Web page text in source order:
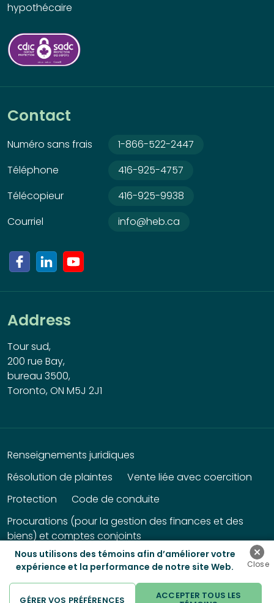
hypothécaire
Contact
Numéro sans frais
1-866-522-2447
Téléphone
416-925-4757
Télécopieur
416-925-9938
Courriel
info@heb.ca
Address
Tour sud,
200 rue Bay,
bureau 3500,
Toronto, ON M5J 2J1
Renseignements juridiques
Résolution de plaintes
Vente liée avec coercition
Protection
Code de conduite
Procurations (pour la gestion des finances et des
biens) et comptes conjoints
© 2026 Banque HomeEquity. | Tous droits réservés.
Nous utilisons des témoins afin d’améliorer votre
expérience et la performance de notre site Web.
GÉRER VOS PRÉFÉRENCES ACCEPTER TOUS LES